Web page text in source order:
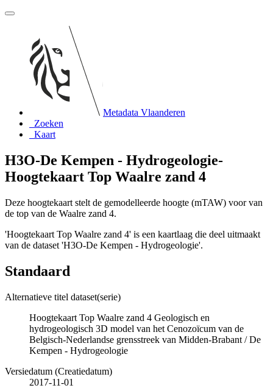
Metadata Vlaanderen
Zoeken
Kaart
H3O-De Kempen - Hydrogeologie-
Hoogtekaart Top Waalre zand 4
Deze hoogtekaart stelt de gemodelleerde hoogte (mTAW) voor van
de top van de Waalre zand 4.
'Hoogtekaart Top Waalre zand 4' is een kaartlaag die deel uitmaakt
van de dataset 'H3O-De Kempen - Hydrogeologie'.
Standaard
Alternatieve titel dataset(serie)
Hoogtekaart Top Waalre zand 4 Geologisch en
hydrogeologisch 3D model van het Cenozoïcum van de
Belgisch-Nederlandse grensstreek van Midden-Brabant / De
Kempen - Hydrogeologie
Versiedatum (Creatiedatum)
2017-11-01